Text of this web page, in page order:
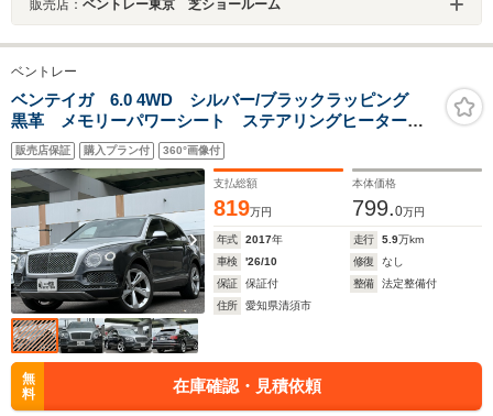
販売店： ベントレー東京 芝ショールーム
ベントレー
ベンテイガ 6.0 4WD シルバー/ブラックラッピング
黒革 メモリーパワーシート ステアリングヒーター
シートヒータ サンルーフ ソフトクローズドア オー
トリアゲート オートサイドブラインド ACC PDC
360カメラ 純正22AW
販売店保証 購入プラン付 360°画像付
支払総額
819万円
本体価格
799.0万円
年式 2017年 走行 5.9万km
車検
'26/10 修復
なし
保証
保証付 整備
法定整備付
住所
愛知県清須市
無
料
在庫確認・見積依頼